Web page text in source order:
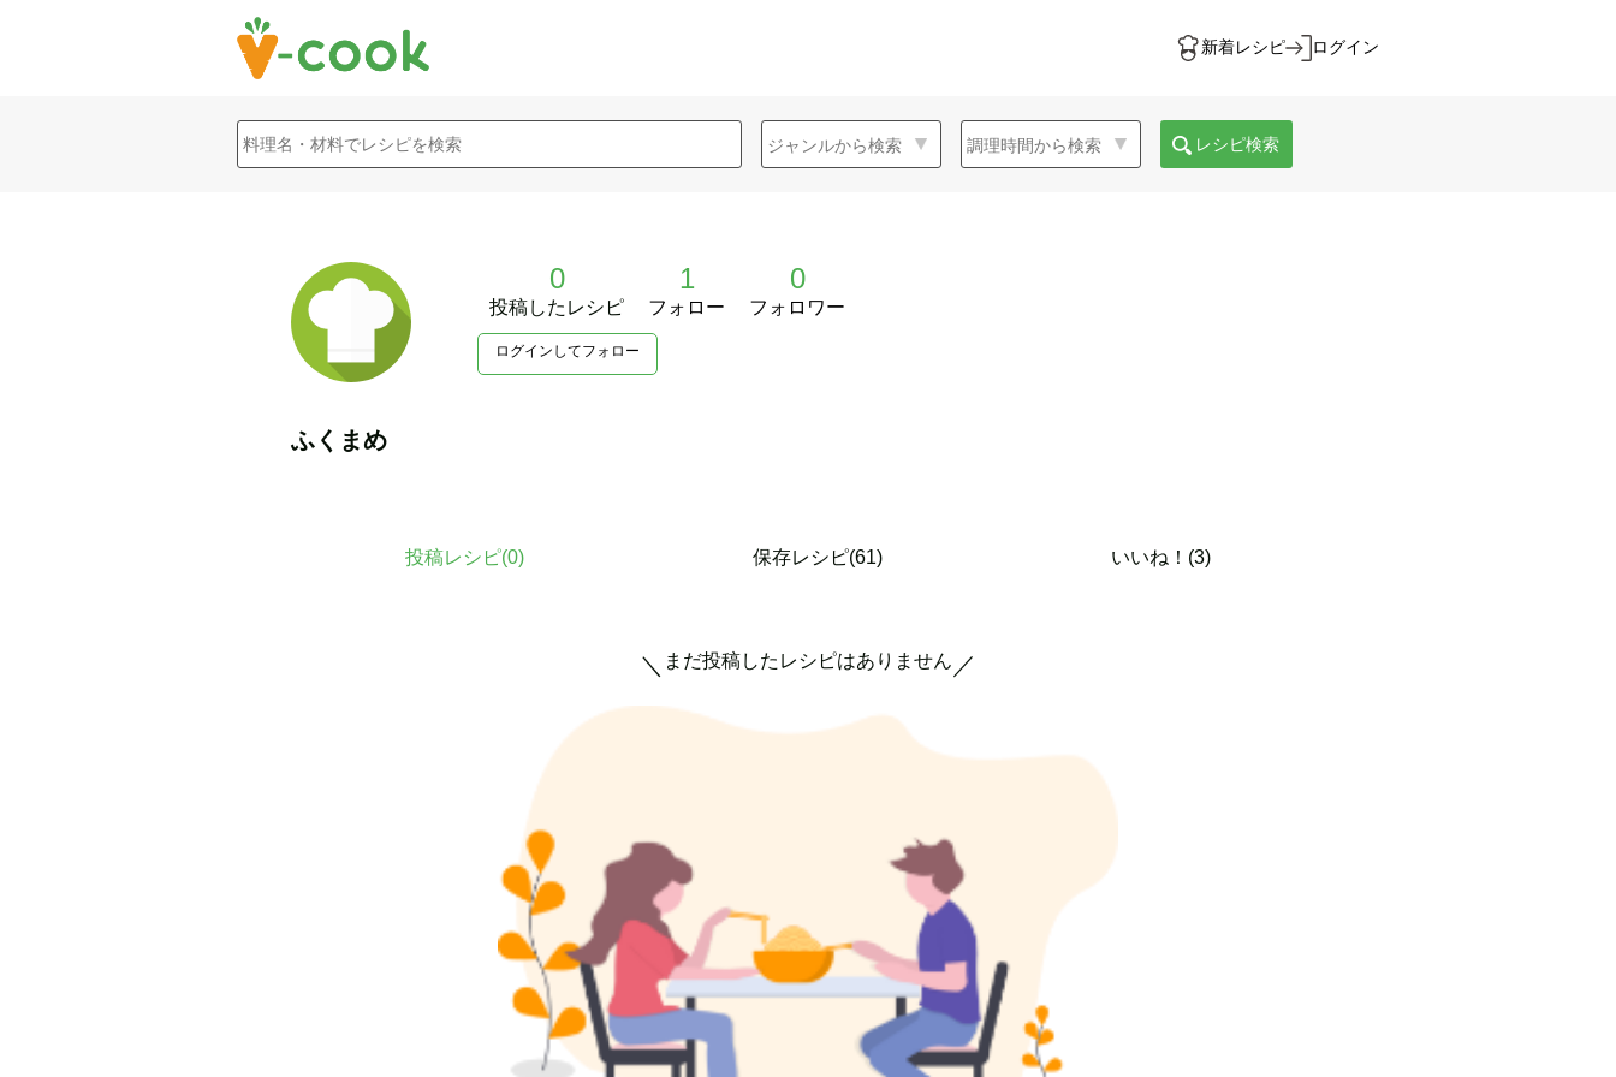
新着レシピ ログイン
レシピ検索
0
投稿したレシピ
1
フォロー
0
フォロワー
ログインしてフォロー
ふくまめ
投稿レシピ(0) 保存レシピ(61) いいね！(3)
＼ まだ投稿したレシピはありません ／